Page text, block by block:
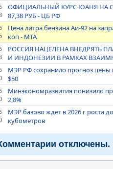
ОФИЦИАЛЬНЫЙ КУРС ЮАНЯ НА
87,38 РУБ - ЦБ РФ
Цена литра бензина Аи-92 на
коп - МТА
РОССИЯ НАЦЕЛЕНА ВНЕДРЯТЬ
И ИНДОНЕЗИИ В РАМКАХ
МЭР РФ сохранило прогноз цены
$50
Минэкономразвития понизило
2,8%
МЭР базово ждет в 2026 г роста
кубометров
отключены.